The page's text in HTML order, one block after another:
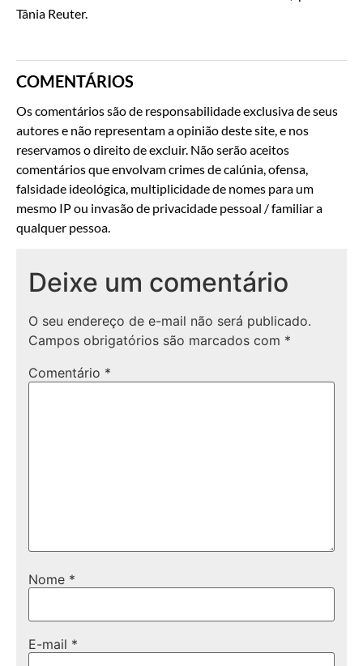
Tânia Reuter.
COMENTÁRIOS
Os comentários são de responsabilidade exclusiva de seus
autores e não representam a opinião deste site, e nos
reservamos o direito de excluir. Não serão aceitos
comentários que envolvam crimes de calúnia, ofensa,
falsidade ideológica, multiplicidade de nomes para um
mesmo IP ou invasão de privacidade pessoal / familiar a
qualquer pessoa.
Deixe um comentário
O seu endereço de e-mail não será publicado.
Campos obrigatórios são marcados com *
Comentário *
Nome *
E-mail *